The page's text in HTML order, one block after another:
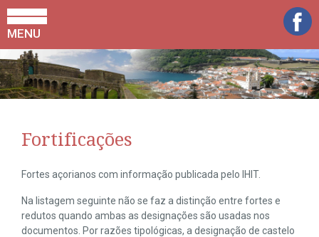
MENU
Fortificações
Fortes açorianos com informação publicada pelo IHIT.
Na listagem seguinte não se faz a distinção entre fortes e
redutos quando ambas as designações são usadas nos
documentos. Por razões tipológicas, a designação de castelo